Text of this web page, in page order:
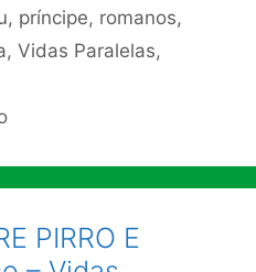
, príncipe, romanos,
, Vidas Paralelas,
PIRRO E